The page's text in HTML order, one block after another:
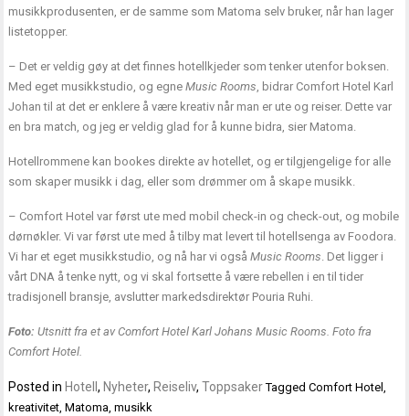
musikkprodusenten, er de samme som Matoma selv bruker, når han lager
listetopper.
– Det er veldig gøy at det finnes hotellkjeder som tenker utenfor boksen.
Med eget musikkstudio, og egneMusic Rooms, bidrar Comfort Hotel Karl
Johan til at det er enklere å være kreativ når man er ute og reiser. Dette var
en bra match, og jeg er veldig glad for å kunne bidra, sier Matoma.
Hotellrommene kan bookes direkte av hotellet, og er tilgjengelige for alle
som skaper musikk i dag, eller som drømmer om å skape musikk.
– Comfort Hotel var først ute med mobil check-in og check-out, og mobile
dørnøkler. Vi var først ute med å tilby mat levert til hotellsenga av Foodora.
Vi har et eget musikkstudio, og nå har vi ogsåMusic Rooms. Det ligger i
vårt DNA å tenke nytt, og vi skal fortsette å være rebellen i en til tider
tradisjonell bransje, avslutter markedsdirektør Pouria Ruhi.
Foto: Utsnitt fra et av Comfort Hotel Karl Johans Music Rooms. Foto fra
Comfort Hotel.
Posted in Hotell, Nyheter, Reiseliv,Toppsaker TaggedComfort Hotel,
kreativitet,Matoma,musikk